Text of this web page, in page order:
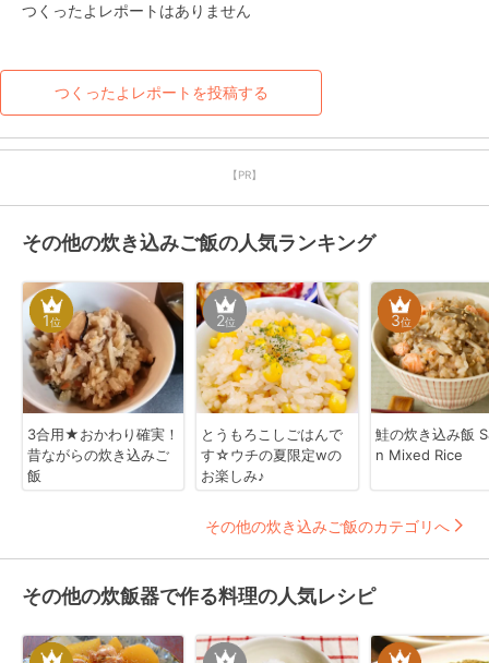
つくったよレポートはありません
つくったよレポートを投稿する
【PR】
その他の炊き込みご飯の人気ランキング
1位
3合用★おかわり確実！
昔ながらの炊き込みご
飯
2位
とうもろこしごはんで
す☆ウチの夏限定wの
お楽しみ♪
3位
鮭の炊き込み飯
n Mixed Rice
その他の炊き込みご飯のカテゴリへ
その他の炊飯器で作る料理の人気レシピ